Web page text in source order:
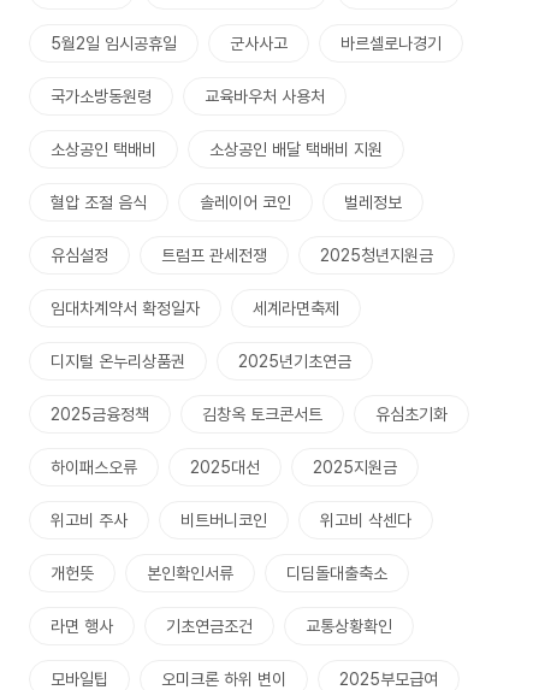
5월2일 임시공휴일 군사사고 바르셀로나경기
국가소방동원령 교육바우처 사용처
소상공인 택배비 소상공인 배달 택배비 지원
혈압 조절 음식 솔레이어 코인 벌레정보
유심설정 트럼프 관세전쟁 2025청년지원금
임대차계약서 확정일자 세계라면축제
디지털 온누리상품권 2025년기초연금
2025금융정책 김창옥 토크콘서트 유심초기화
하이패스오류 2025대선 2025지원금
위고비 주사 비트버니코인 위고비 삭센다
개헌뜻 본인확인서류 디딤돌대출축소
라면 행사 기초연금조건 교통상황확인
모바일팁 오미크론 하위 변이 2025부모급여